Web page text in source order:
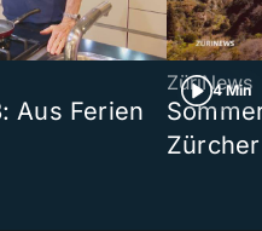
Aus Ferien
4 Min
ZüriNews